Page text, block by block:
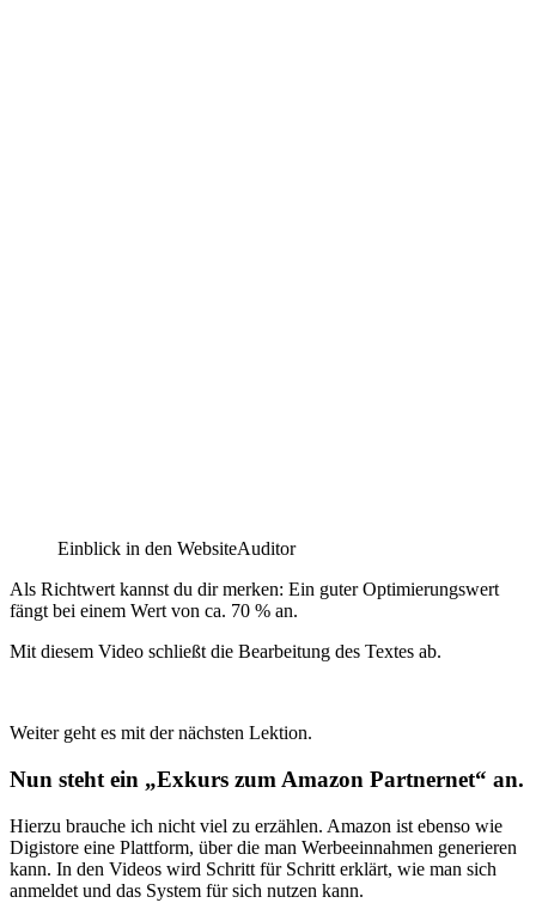
Einblick in den WebsiteAuditor
Als Richtwert kannst du dir merken: Ein guter Optimierungswert
fängt bei einem Wert von ca. 70 % an.
Mit diesem Video schließt die Bearbeitung des Textes ab.
Weiter geht es mit der nächsten Lektion.
Nun steht ein „Exkurs zum Amazon Partnernet“ an.
Hierzu brauche ich nicht viel zu erzählen. Amazon ist ebenso wie
Digistore eine Plattform, über die man Werbeeinnahmen generieren
kann. In den Videos wird Schritt für Schritt erklärt, wie man sich
anmeldet und das System für sich nutzen kann.